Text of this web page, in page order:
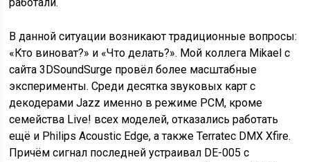
В данной ситуации возникают традиционные вопросы:
«Кто виноват?» и «Что делать?». Мой коллега Mikael с
сайта 3DSoundSurge провёл более масштабные
эксперименты. Среди десятка звуковых карт с
декодерами Jazz именно в режиме PCM, кроме
семейства Live! всех моделей, отказались работать
ещё и Philips Acoustic Edge, а также Terratec DMX Xfire.
Причём сигнал последней устраивал DE-005 с